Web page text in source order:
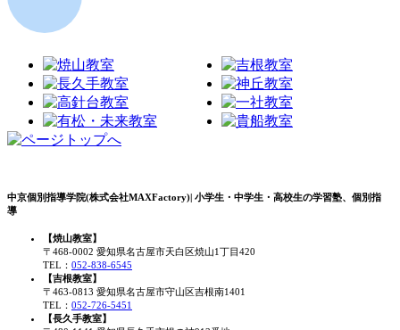
中京個別指導学院(株式会社MAXFactory)| 小学生・中学生・高校生の学習塾、個別指
導
【焼山教室】
〒468-0002 愛知県名古屋市天白区焼山1丁目420
TEL： 052-838-6545
【吉根教室】
〒463-0813 愛知県名古屋市守山区吉根南1401
TEL： 052-726-5451
【長久手教室】